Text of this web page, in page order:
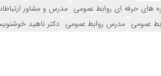
های حرفه ای روابط عمومی مدرس و مشاور
عمومی مدرس روابط عمومی دکتر ناهید